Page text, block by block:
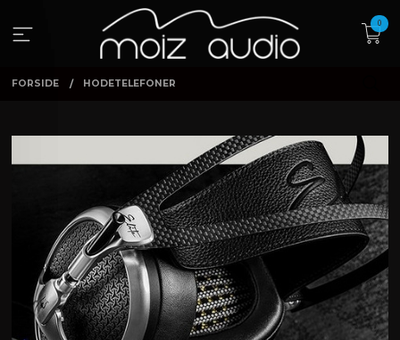
innholdet
0
FORSIDE HODETELEFONER